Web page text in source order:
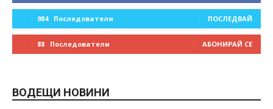
984 Последователи ПОСЛЕДВАЙ
88 Последователи АБОНИРАЙ СЕ
ВОДЕЩИ НОВИНИ